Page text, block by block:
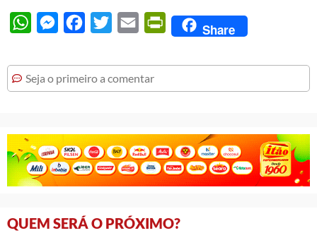
WhatsAppMessengerFacebook
Twitter Email PrintFriendly
Share
Seja o primeiro a comentar
QUEM SERÁ O PRÓXIMO?